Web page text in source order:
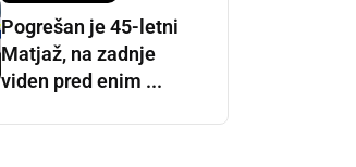
Pogrešan je 45-letni
Matjaž, na zadnje
viden pred enim ...